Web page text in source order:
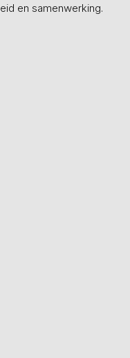
en samenwerking.